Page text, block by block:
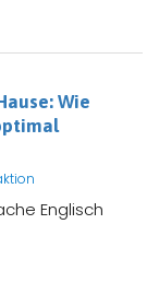
Wie
Englisch